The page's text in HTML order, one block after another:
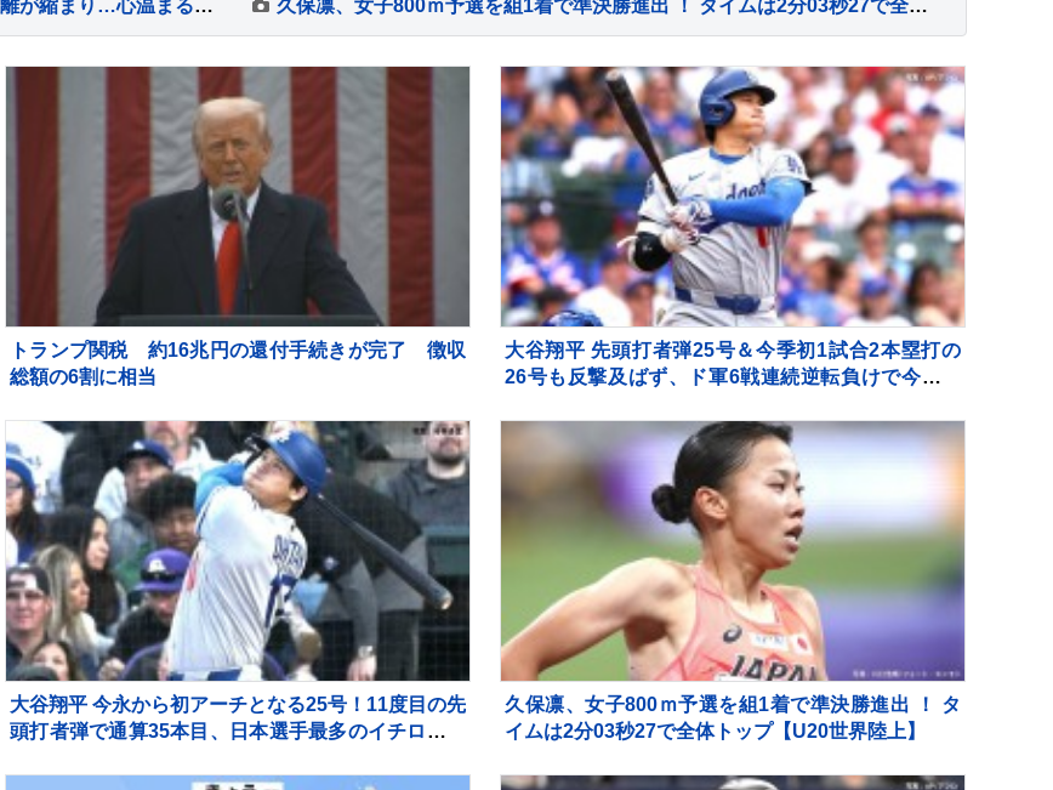
初めて見る赤ちゃんに戸惑っていた猫→少しずつ距離が縮まり…心温まる『3か月間の軌跡』が23万再生「幸せな気持ちになった」「とても素敵」
久保凛、女子800ｍ予選を組1着で準決勝進出 ！ タイムは2分03秒27で全体トップ【U20世界陸上】
トランプ関税 約16兆円の還付手続きが完了 徴収
総額の6割に相当
大谷翔平 先頭打者弾25号＆今季初1試合2本塁打の
26号も反撃及ばず、ド軍6戦連続逆転負けで今季ワ
大谷翔平 今永から初アーチとなる25号！11度目の先
頭打者弾で通算35本目、日本選手最多のイチローま
久保凛、女子800ｍ予選を組1着で準決勝進出 ！ タ
イムは2分03秒27で全体トップ【U20世界陸上】